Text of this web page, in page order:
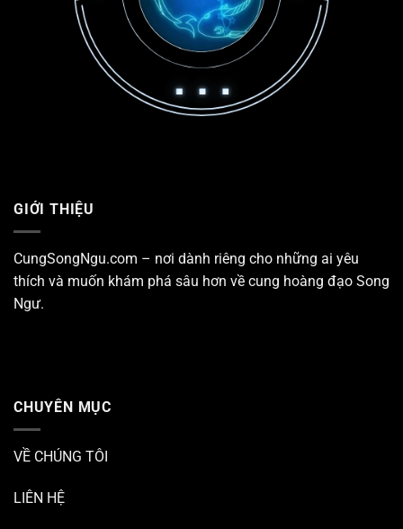
GIỚI THIỆU
CungSongNgu.com – nơi dành riêng cho những ai yêu
thích và muốn khám phá sâu hơn về cung hoàng đạo Song
Ngư.
CHUYÊN MỤC
VỀ CHÚNG TÔI
LIÊN HỆ